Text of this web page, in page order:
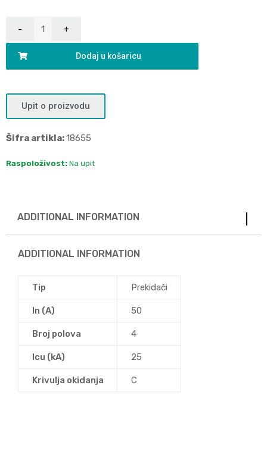
Dodaj u košaricu
Upit o proizvodu
Šifra artikla:18655
Raspoloživost: Na upit
ADDITIONAL INFORMATION
ADDITIONAL INFORMATION
Tip Prekidači
In (A) 50
Broj polova 4
Icu (kA) 25
Krivulja okidanja C